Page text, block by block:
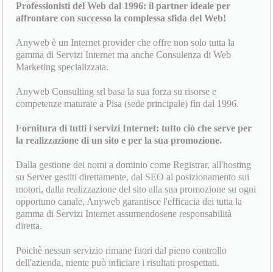
Professionisti del Web dal 1996: il partner ideale per
affrontare con successo la complessa sfida del Web!
Anyweb è un Internet provider che offre non solo tutta la
gamma di Servizi Internet ma anche Consulenza di Web
Marketing specializzata.
Anyweb Consulting srl basa la sua forza su risorse e
competenze maturate a Pisa (sede principale) fin dal 1996.
Fornitura di tutti i servizi Internet: tutto ciò che serve per
la realizzazione di un sito e per la sua promozione.
Dalla gestione dei nomi a dominio come Registrar, all'hosting
su Server gestiti direttamente, dal SEO al posizionamento sui
motori, dalla realizzazione del sito alla sua promozione su ogni
opportuno canale, Anyweb garantisce l'efficacia dei tutta la
gamma di Servizi Internet assumendosene responsabilità
diretta.
Poichè nessun servizio rimane fuori dal pieno controllo
dell'azienda, niente può inficiare i risultati prospettati.